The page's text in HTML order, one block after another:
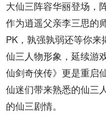
大仙三阵容华丽登场，
作为逍遥父亲李三思的
PK ，孰强孰弱还等你
仙三人物形象，延续游
仙剑奇侠传》更是重启
仙迷们带来熟悉的仙三
的仙三剧情。